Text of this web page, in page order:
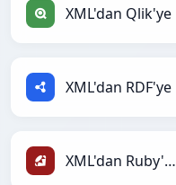
XML'dan Qlik'ye
XML'dan RDF'ye
XML'dan Ruby'ye